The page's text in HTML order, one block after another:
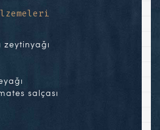
zeytinyağı
salçası